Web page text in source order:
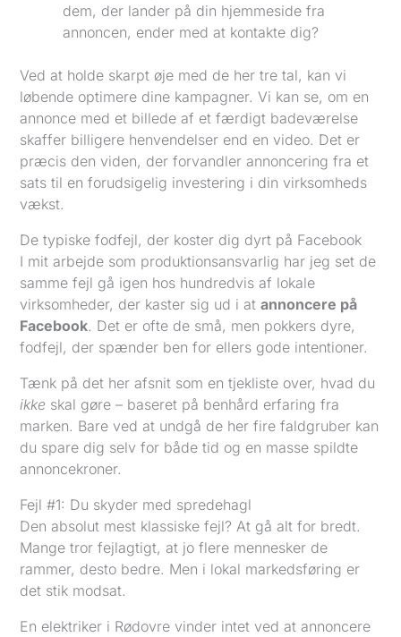
dem, der lander på din hjemmeside fra
annoncen, ender med at kontakte dig?
Ved at holde skarpt øje med de her tre tal, kan vi
løbende optimere dine kampagner. Vi kan se, om en
annonce med et billede af et færdigt badeværelse
skaffer billigere henvendelser end en video. Det er
præcis den viden, der forvandler annoncering fra et
sats til en forudsigelig investering i din virksomheds
vækst.
De typiske fodfejl, der koster dig dyrt på Facebook
I mit arbejde som produktionsansvarlig har jeg set de
samme fejl gå igen hos hundredvis af lokale
virksomheder, der kaster sig ud i atannoncere på
Facebook. Det er ofte de små, men pokkers dyre,
fodfejl, der spænder ben for ellers gode intentioner.
Tænk på det her afsnit som en tjekliste over, hvad du
ikke skal gøre – baseret på benhård erfaring fra
marken. Bare ved at undgå de her fire faldgruber kan
du spare dig selv for både tid og en masse spildte
annoncekroner.
Fejl #1: Du skyder med spredehagl
Den absolut mest klassiske fejl? At gå alt for bredt.
Mange tror fejlagtigt, at jo flere mennesker de
rammer, desto bedre. Men i lokal markedsføring er
det stik modsat.
En elektriker i Rødovre vinder intet ved at annoncere